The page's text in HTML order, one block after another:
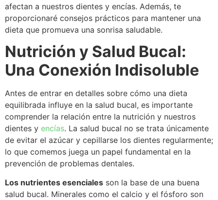
afectan a nuestros dientes y encías. Además, te
proporcionaré consejos prácticos para mantener una
dieta que promueva una sonrisa saludable.
Nutrición y Salud Bucal:
Una Conexión Indisoluble
Antes de entrar en detalles sobre cómo una dieta
equilibrada influye en la salud bucal, es importante
comprender la relación entre la nutrición y nuestros
dientes y encías. La salud bucal no se trata únicamente
de evitar el azúcar y cepillarse los dientes regularmente;
lo que comemos juega un papel fundamental en la
prevención de problemas dentales.
Los nutrientes esenciales son la base de una buena
salud bucal. Minerales como el calcio y el fósforo son